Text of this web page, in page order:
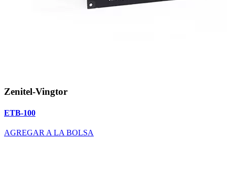
Zenitel-Vingtor
ETB-100
AGREGAR A LA BOLSA